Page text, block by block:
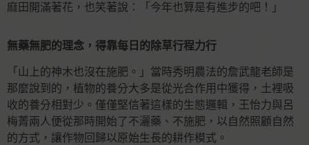
麻田開滿著花，也笑著說：「今年也算是有進步的吧！」
無藥無肥的理念，得靠每日的除草行程力行
「山上的神木也沒在施肥。」當時秀明農法的詹武龍老師是
那麼說到的，植物的養分大多是從光合作用中獲得，土裡吸
收的養分相對少。僅僅堅信著這樣的生態邏輯，王怡力與呂
梅菁兩人便從那時開始了不灑藥、不施肥，以自然照顧自然
的方式，讓作物回歸以原始生長的耕作模式。